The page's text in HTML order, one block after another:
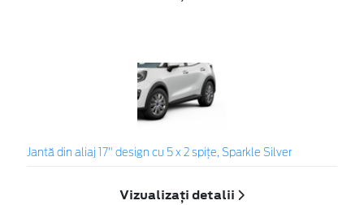
Jantă din aliaj 17" design cu 5 x 2 spiţe, Sparkle Silver
Vizualizați detalii